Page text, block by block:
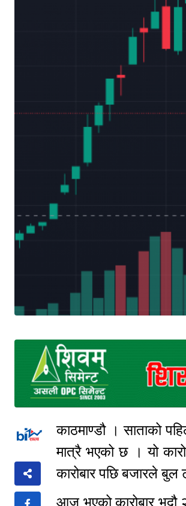
काठमाण्डौ । साताको
मात्रै भएको छ । यो
कारोबार पछि बजारले
आज भएको कारोबार भदौ